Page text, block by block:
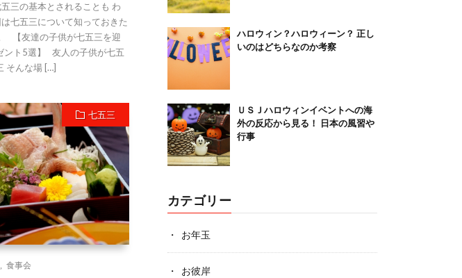
三の基本とされることも わ
七五三について知っておきた
【友達の子供が七五三を迎
ント5選】 友人の子供が七五
そんな場 […]
七五三
,食事会
ハロウィン？ハロウィーン？ 正し
いのはどちらなのか考察
ＵＳＪハロウィンイベントへの海
外の反応から見る！ 日本の風習や
行事
カテゴリー
お年玉
お彼岸